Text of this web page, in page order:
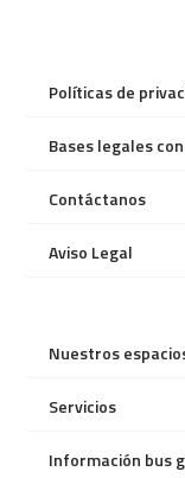
Políticas de
Bases legales
Contáctanos
Aviso Legal
Nuestros
Servicios
Información bus